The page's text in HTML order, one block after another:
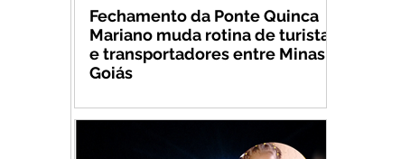
Fechamento da Ponte Quinca
Mariano muda rotina de turistas
e transportadores entre Minas e
Goiás